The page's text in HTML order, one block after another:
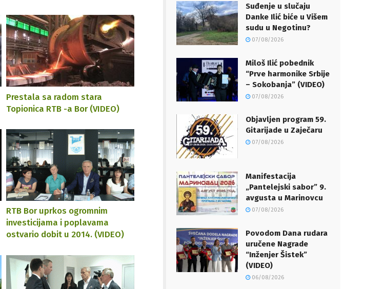
Prestala sa radom stara
Topionica RTB -a Bor (VIDEO)
RTB Bor uprkos ogromnim
investicijama i poplavama
ostvario dobit u 2014. (VIDEO)
Suđenje u slučaju
Danke Ilić biće u Višem
sudu u Negotinu?
07/08/2026
Miloš Ilić pobednik
“Prve harmonike Srbije
– Sokobanja” (VIDEO)
07/08/2026
Objavljen program 59.
Gitarijade u Zaječaru
07/08/2026
Manifestacija
„Pantelejski sabor” 9.
avgusta u Marinovcu
07/08/2026
Povodom Dana rudara
uručene Nagrade
“Inženjer Šistek”
(VIDEO)
06/08/2026